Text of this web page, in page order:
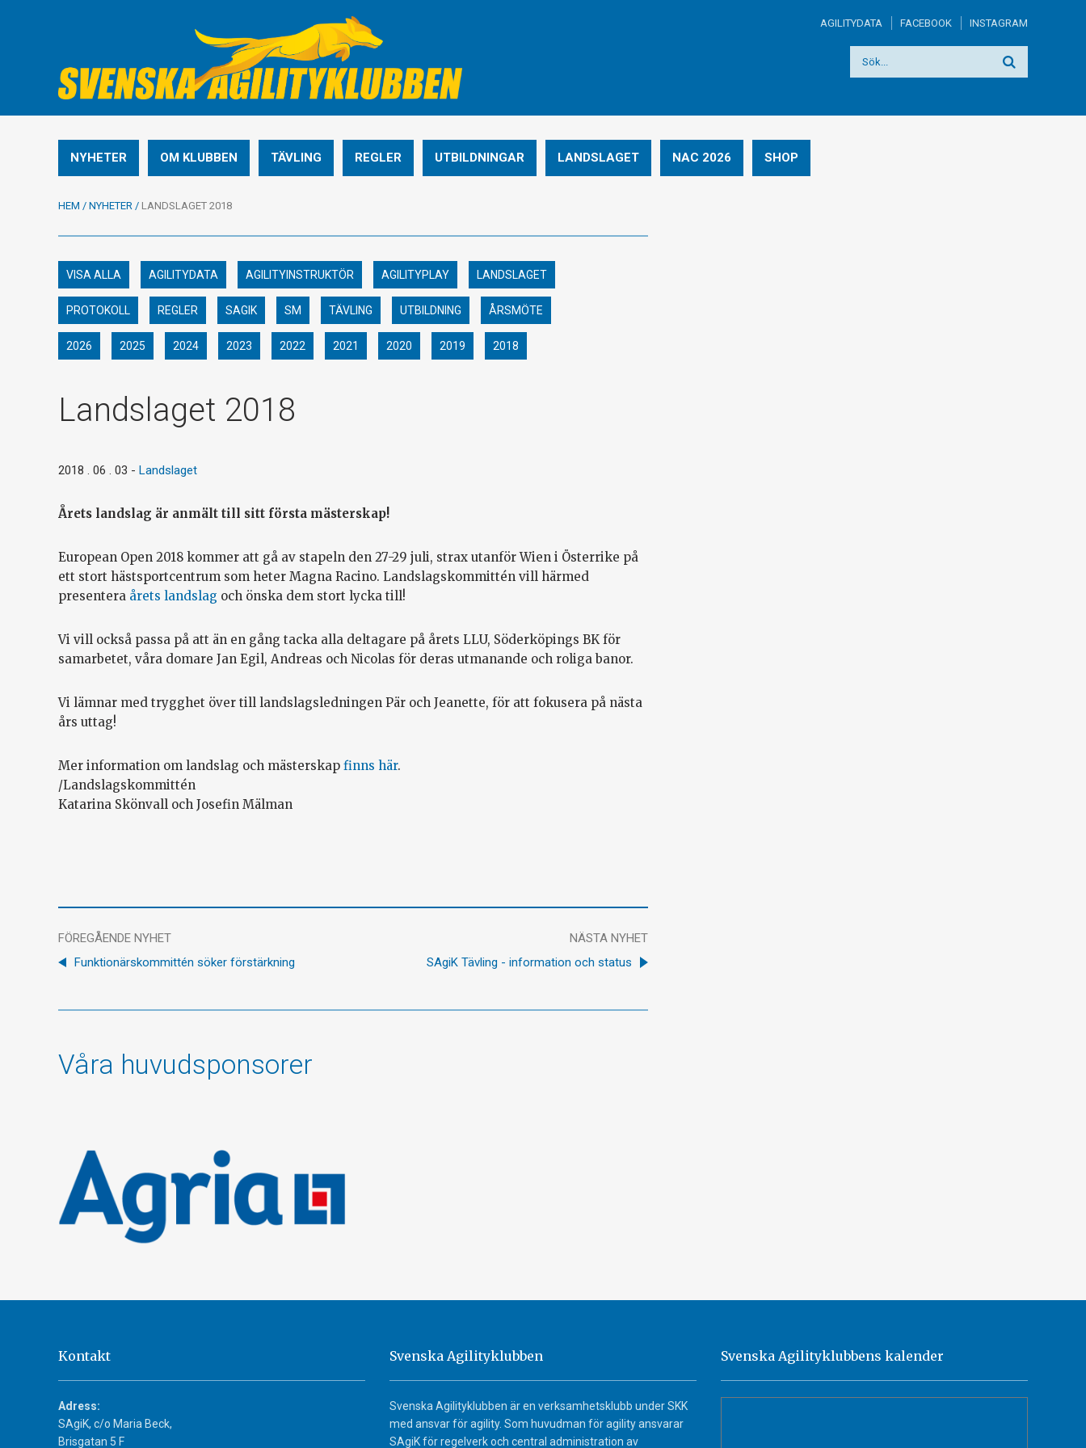
AGILITYDATA FACEBOOK INSTAGRAM
NYHETER OM KLUBBEN TÄVLING REGLER UTBILDNINGAR LANDSLAGET NAC 2026 SHOP
HEM / NYHETER / LANDSLAGET 2018
VISA ALLA AGILITYDATA AGILITYINSTRUKTÖR AGILITYPLAY LANDSLAGET
PROTOKOLL REGLER SAGIK SM TÄVLING UTBILDNING ÅRSMÖTE
2026 2025 2024 2023 2022 2021 2020 2019 2018
Landslaget 2018
2018 . 06 . 03 - Landslaget
Årets landslag är anmält till sitt första mästerskap!
European Open 2018 kommer att gå av stapeln den 27-29 juli, strax utanför Wien i Österrike på
ett stort hästsportcentrum som heter Magna Racino. Landslagskommittén vill härmed
presentera årets landslag och önska dem stort lycka till!
Vi vill också passa på att än en gång tacka alla deltagare på årets LLU, Söderköpings BK för
samarbetet, våra domare Jan Egil, Andreas och Nicolas för deras utmanande och roliga banor.
Vi lämnar med trygghet över till landslagsledningen Pär och Jeanette, för att fokusera på nästa
års uttag!
Mer information om landslag och mästerskap finns här.
/Landslagskommittén
Katarina Skönvall och Josefin Mälman
FÖREGÅENDE NYHET
Funktionärskommittén söker förstärkning
NÄSTA NYHET
SAgiK Tävling - information och status
Våra huvudsponsorer
Kontakt
Adress:
SAgiK, c/o Maria Beck,
Brisgatan 5 F
Svenska Agilityklubben
Svenska Agilityklubben är en verksamhetsklubb under SKK
med ansvar för agility. Som huvudman för agility ansvarar
SAgiK för regelverk och central administration av
Svenska Agilityklubbens kalender